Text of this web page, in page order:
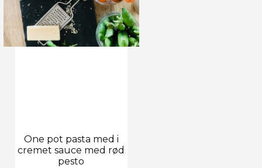
One pot pasta med i
cremet sauce med rød
pesto